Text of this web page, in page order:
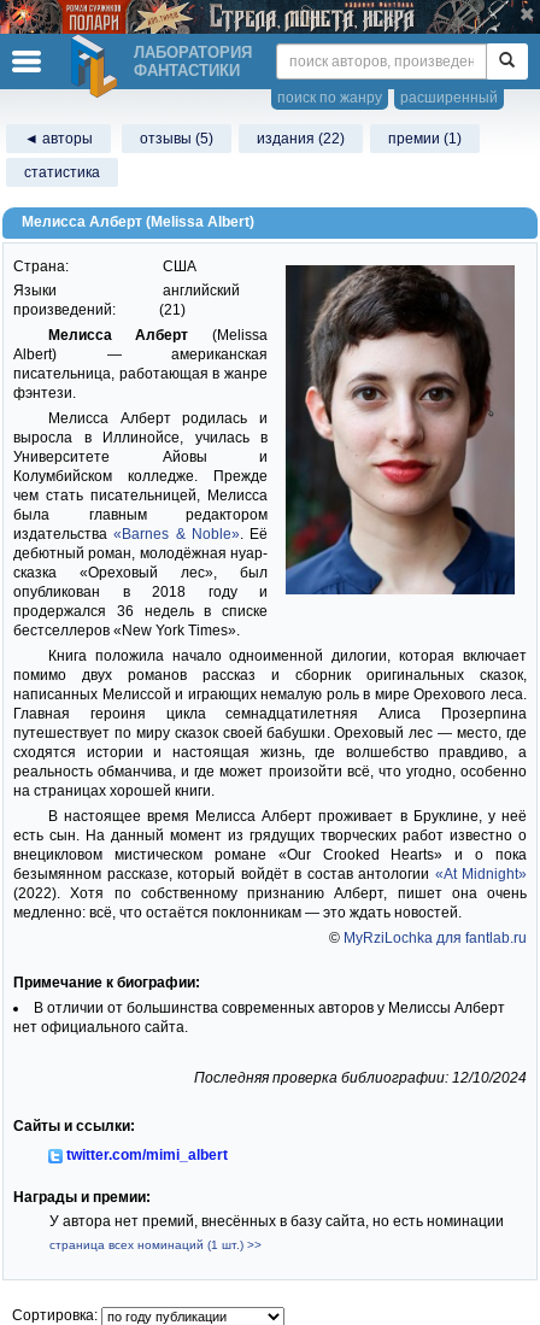
ЛАБОРАТОРИЯ
ФАНТАСТИКИ
расширенный
поиск по жанру
◄ авторы отзывы (5) издания (22)
премии (1)
статистика
Мелисса Алберт (Melissa Albert)
Страна:
США
Языки
произведений:
английский
(21)
Мелисса Алберт (Melissa
Albert) — американская
писательница, работающая в жанре
фэнтези.
Мелисса Алберт родилась и
выросла в Иллинойсе, училась в
Университете Айовы и
Колумбийском колледже. Прежде
чем стать писательницей, Мелисса
была главным редактором
издательства«Barnes & Noble». Её
дебютный роман, молодёжная нуар-
сказка «Ореховый лес», был
опубликован в 2018 году и
продержался 36 недель в списке
бестселлеров «New York Times».
Книга положила начало одноименной дилогии, которая включает
помимо двух романов рассказ и сборник оригинальных сказок,
написанных Мелиссой и играющих немалую роль в мире Орехового леса.
Главная героиня цикла семнадцатилетняя Алиса Прозерпина
путешествует по миру сказок своей бабушки. Ореховый лес — место, где
сходятся истории и настоящая жизнь, где волшебство правдиво, а
реальность обманчива, и где может произойти всё, что угодно, особенно
на страницах хорошей книги.
В настоящее время Мелисса Алберт проживает в Бруклине, у неё
есть сын. На данный момент из грядущих творческих работ известно о
внецикловом мистическом романе «Our Crooked Hearts» и о пока
безымянном рассказе, который войдёт в состав антологии «At Midnight»
(2022). Хотя по собственному признанию Алберт, пишет она очень
медленно: всё, что остаётся поклонникам — это ждать новостей.
© MyRziLochka для fantlab.ru
Примечание к биографии:
В отличии от большинства современных авторов у Мелиссы Алберт
нет официального сайта.
Последняя проверка библиографии: 12/10/2024
Сайты и ссылки:
twitter.com/mimi_albert
Награды и премии:
У автора нет премий, внесённых в базу сайта, но есть номинации
страница всех номинаций (1 шт.) >>
Сортировка: